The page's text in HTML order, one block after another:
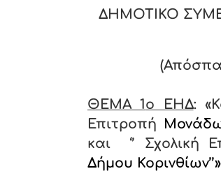
ΔΗΜΟΤΙΚΟ
ΘΕΜΑ 1o ΕΗΔ:
Επιτροπή
και ‘’ Σχολική
Δήμου Κορινθίων’’»